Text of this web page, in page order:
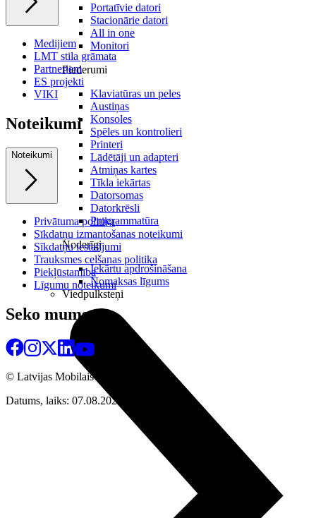
Portatīvie datori
Stacionārie datori
All in one
Monitori
Piederumi
Klaviatūras un peles
Austiņas
Konsoles
Spēles un kontrolieri
Printeri
Lādētāji un adapteri
Atmiņas kartes
Tīkla iekārtas
Datorsomas
Datorkrēsli
Programmatūra
Noderīgi
Iekārtu apdrošināšana
Nomaksas līgums
Viedpulksteņi
Medijiem
LMT stila grāmata
Partneriem
ES projekti
VIKI
Noteikumi
Noteikumi
Privātuma politika
Sīkdatņu izmantošanas noteikumi
Sīkdatņu iestatījumi
Trauksmes celšanas politika
Piekļūstamība
Līgumu noteikumi
Seko mums
© Latvijas Mobilais Telefons
Datums, laiks: 07.08.2026 04:05